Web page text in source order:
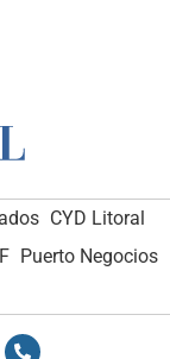
CYD Litoral
Puerto Negocios